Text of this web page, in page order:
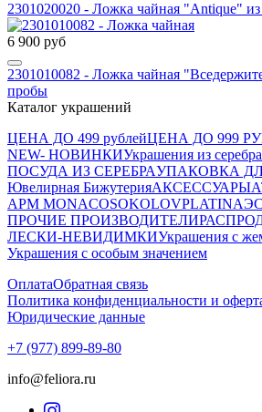
2301020020 - Ложка чайная "Antique" из
6 900 руб
2301010082 - Ложка чайная
пробы
Каталог украшений
ЦЕНА ДО 499 рублейЦЕНА ДО 999
NEW- НОВИНКИУкрашения из серебра
ПОСУДА ИЗ СЕРЕБРАУПАКОВКА
Ювелирная БижутерияАКСЕССУАРЫ
APM MONACOSOKOLOVPLATINA
ПРОЧИЕ ПРОИЗВОДИТЕЛИ
ЛЕСКИ-НЕВИДИМКИУкрашения с
Украшения с особым значением
ОплатаОбратная связь
Политика конфиденциальности и
Юридические данные
+7 (977) 899-89-80
info@feliora.ru